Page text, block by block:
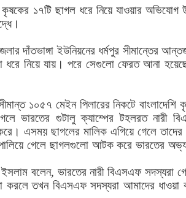
কৃষকের ১৭টি ছাগল ধরে নিয়ে যাওয়ার অভিযোগ
দাঁতভাঙ্গা ইউনিয়নের ধর্মপুর সীমান্তের
ধরে নিয়ে যায়। পরে সেগুলো ফেরত আনা
১০৫৭ মেইন পিলারের নিকটে বাংলাদেশি
ভারতের গুটালু ক্যাম্পের টহলরত নারী
এসময় ছাগলের মালিক এগিয়ে গেলে তাদের
গেলে ছাগলগুলো আটক করে ভারতের
বলেন, ভারতের নারী বিএসএফ সদস্যরা
করলে তখন বিএসএফ সদস্যরা আমাদের ধাওয়া